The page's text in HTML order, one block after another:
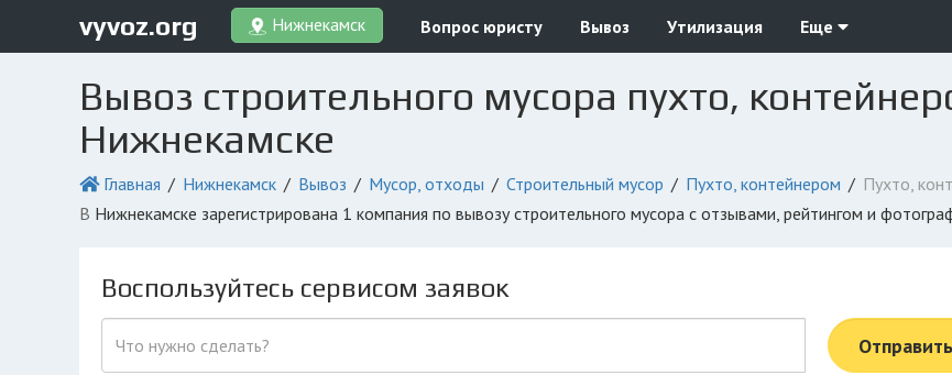
vyvoz.org Нижнекамск Вопрос юристу Вывоз Утилизация Еще
Вывоз строительного мусора пухто,
Нижнекамске
Главная Нижнекамск Вывоз Мусор, отходы Строительный мусор Пухто, контейнером
Пухто,
в Нижнекамске зарегистрирована 1 компания по вывозу строительного мусора с отзывами, рейтингом и
Воспользуйтесь сервисом заявок